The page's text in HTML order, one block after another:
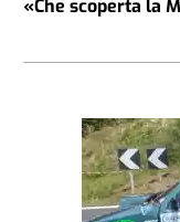
«Che scoperta la